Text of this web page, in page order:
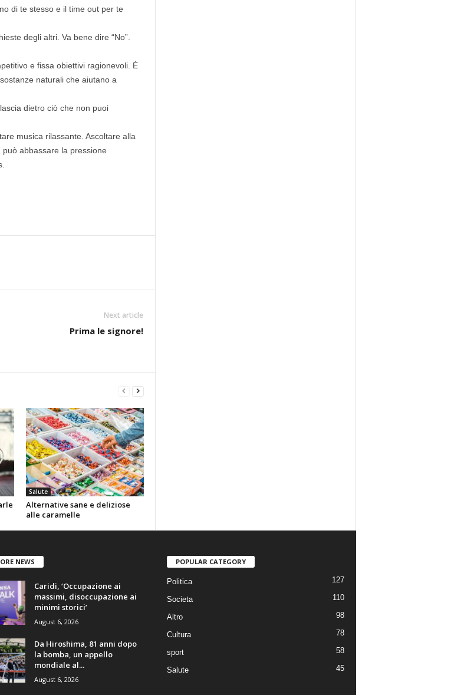
di te stesso e il time out per te
degli altri. Va bene dire “No”.
e fissa obiettivi ragionevoli. È
naturali che aiutano a
dietro ciò che non puoi
musica rilassante. Ascoltare alla
abbassare la pressione
Next article
Prima le signore!
Salute
Alternative sane e deliziose
alle caramelle
NEWS
Caridi, ‘Occupazione ai
massimi, disoccupazione ai
minimi storici’
August 6, 2026
Da Hiroshima, 81 anni dopo
la bomba, un appello
mondiale al...
August 6, 2026
POPULAR CATEGORY
Politica 127
Societa 110
Altro 98
Cultura 78
sport 58
Salute 45